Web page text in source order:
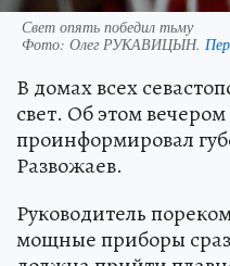
Свет опять победил тьму
Фото: Олег РУКАВИЦЫН.
В домах всех
свет. Об этом
проинформировал
Развожаев.
Руководитель
мощные приборы